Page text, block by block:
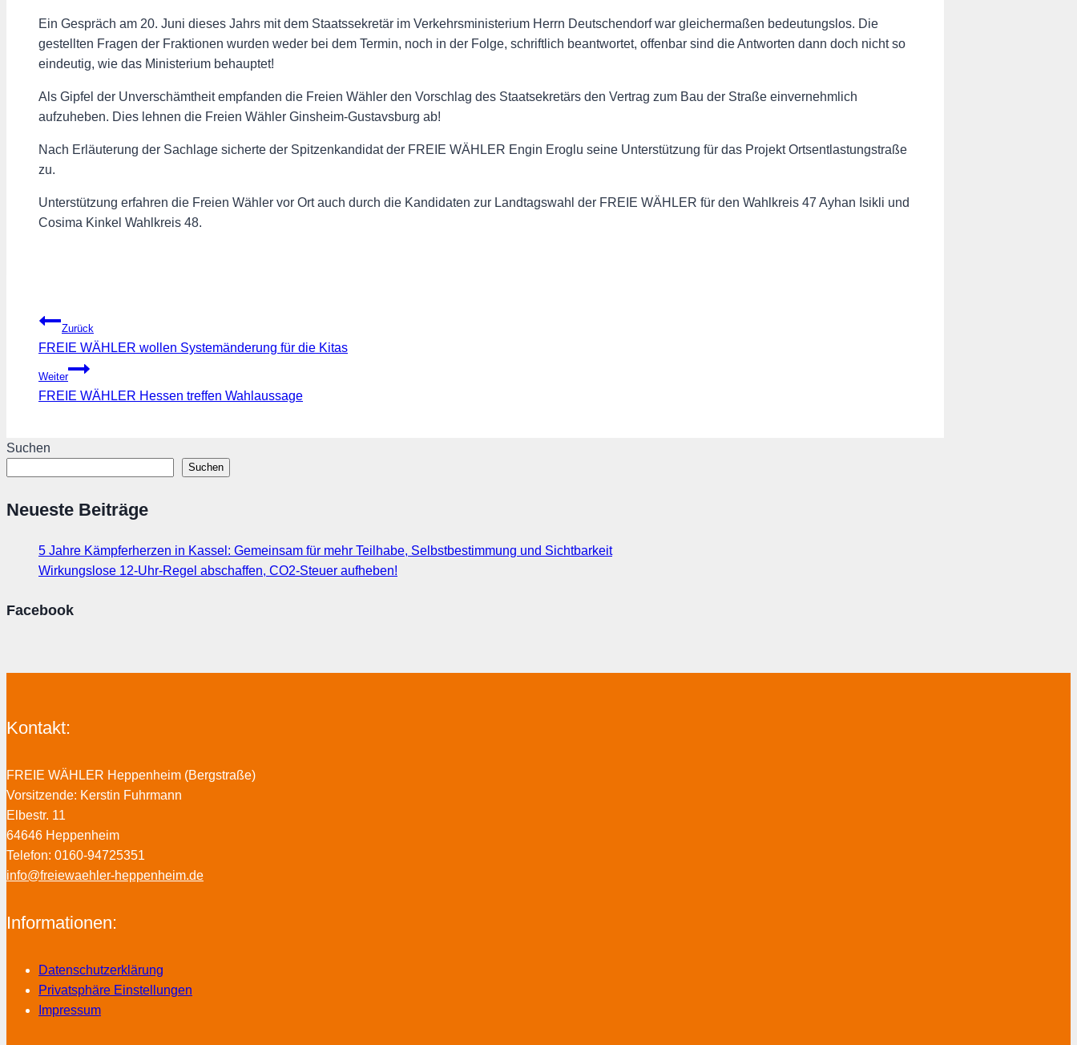
Ein Gespräch am 20. Juni dieses Jahrs mit dem Staatssekretär im Verkehrsministerium Herrn Deutschendorf war gleichermaßen bedeutungslos. Die
gestellten Fragen der Fraktionen wurden weder bei dem Termin, noch in der Folge, schriftlich beantwortet, offenbar sind die Antworten dann doch nicht so
eindeutig, wie das Ministerium behauptet!
Als Gipfel der Unverschämtheit empfanden die Freien Wähler den Vorschlag des Staatsekretärs den Vertrag zum Bau der Straße einvernehmlich
aufzuheben. Dies lehnen die Freien Wähler Ginsheim-Gustavsburg ab!
Nach Erläuterung der Sachlage sicherte der Spitzenkandidat der FREIE WÄHLER Engin Eroglu seine Unterstützung für das Projekt Ortsentlastungstraße
zu.
Unterstützung erfahren die Freien Wähler vor Ort auch durch die Kandidaten zur Landtagswahl der FREIE WÄHLER für den Wahlkreis 47 Ayhan Isikli und
Cosima Kinkel Wahlkreis 48.
Beitragsnavigation
Zurück
FREIE WÄHLER wollen Systemänderung für die Kitas
Weiter
FREIE WÄHLER Hessen treffen Wahlaussage
Suchen
Suchen
Neueste Beiträge
5 Jahre Kämpferherzen in Kassel: Gemeinsam für mehr Teilhabe, Selbstbestimmung und Sichtbarkeit
Wirkungslose 12-Uhr-Regel abschaffen, CO2-Steuer aufheben!
Facebook
Kontakt:
FREIE WÄHLER Heppenheim (Bergstraße)
Vorsitzende: Kerstin Fuhrmann
Elbestr. 11
64646 Heppenheim
Telefon: 0160-94725351
info@freiewaehler-heppenheim.de
Informationen:
Datenschutzerklärung
Privatsphäre Einstellungen
Impressum